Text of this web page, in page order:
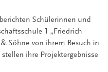
Schülerinnen und
1 „Friedrich
Söhne von ihrem Besuch in
ihre Projektergebnisse